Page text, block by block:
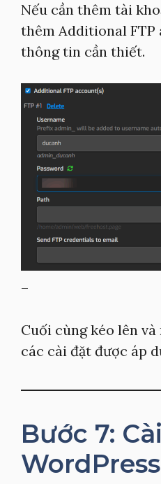
Nếu cần thêm tài
thêm Additional FTP
thông tin cần thiết.
–
Cuối cùng kéo lên và
các cài đặt được áp
Bước 7:
WordPress